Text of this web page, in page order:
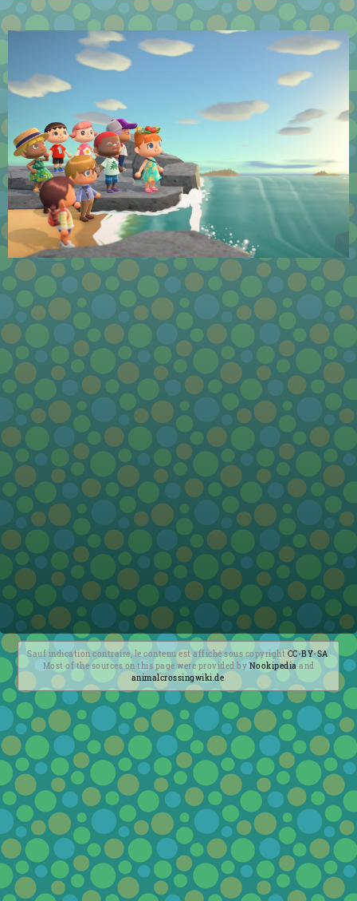
Sauf indication contraire, le contenu est affiché sous copyright CC-BY-SA.
Most of the sources on this page were provided by Nookipediaand
animalcrossingwiki.de.